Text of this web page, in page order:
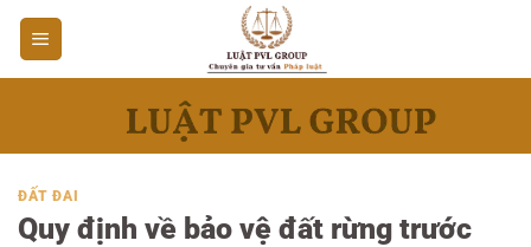
Bỏ
qua
nội
ĐẤT ĐAI
Quy định về bảo vệ đất rừng trước